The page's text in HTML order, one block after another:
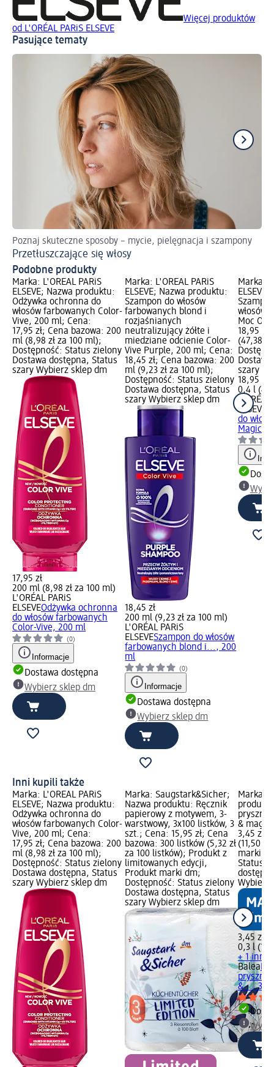
Więcej produktów
od L'ORÉAL PARiS ELSEVE
Pasujące tematy
Poznaj skuteczne sposoby – mycie, pielęgnacja i szampony
Przetłuszczające się włosy
Podobne produkty
Marka: L'ORÉAL PARiS
ELSEVE; Nazwa produktu:
Odżywka ochronna do
włosów farbowanych Color-
Vive, 200 ml; Cena:
17,95 zł; Cena bazowa: 200
ml (8,98 zł za 100 ml);
Dostępność: Status zielony
Dostawa dostępna, Status
szary Wybierz sklep dm
17,95 zł
200 ml (8,98 zł za 100 ml)
L'ORÉAL PARiS
ELSEVEOdżywka ochronna
do włosów farbowanych
Color-Vive, 200 ml
(0)
Informacje
Dostawa dostępna
Wybierz sklep dm
Marka: L'ORÉAL PARiS
ELSEVE; Nazwa produktu:
Szampon do włosów
farbowanych blond i
rozjaśnianych
neutralizujący żółte i
miedziane odcienie Color-
Vive Purple, 200 ml; Cena:
18,45 zł; Cena bazowa: 200
ml (9,23 zł za 100 ml);
Dostępność: Status zielony
Dostawa dostępna, Status
szary Wybierz sklep dm
18,45 zł
200 ml (9,23 zł za 100 ml)
L'ORÉAL PARiS
ELSEVESzampon do włosów
farbowanych blond i..., 200
ml
(0)
Informacje
Dostawa dostępna
Wybierz sklep dm
Marka:
włosów
Moc
18,95
(47,38
szary
18,95 zł
0,4 l
ELSEVE
do
Inni kupili także
Marka: L'ORÉAL PARiS
ELSEVE; Nazwa produktu:
Odżywka ochronna do
włosów farbowanych Color-
Vive, 200 ml; Cena:
17,95 zł; Cena bazowa: 200
ml (8,98 zł za 100 ml);
Dostępność: Status zielony
Dostawa dostępna, Status
szary Wybierz sklep dm
Marka: Saugstark&Sicher;
Nazwa produktu: Ręcznik
papierowy z motywem, 3-
warstwowy, 3x100 listków, 3
szt.; Cena: 15,95 zł; Cena
bazowa: 300 listków (5,32 zł
za 100 listków); Produkt z
limitowanych edycji,
Produkt marki dm;
Dostępność: Status zielony
Dostawa dostępna, Status
szary Wybierz sklep dm
Marka:
&
3,45 zł;
(11,50
marki
Status
Wybierz
3,45 zł
0,3 l
+ 1 inny
Balea
&...,